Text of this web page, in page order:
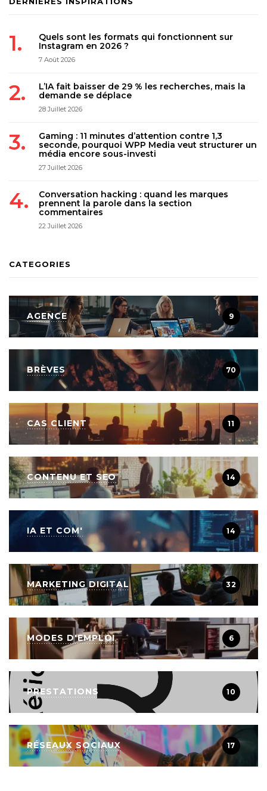
Quels sont les formats qui fonctionnent sur
Instagram en 2026 ?
7 Août 2026
L’IA fait baisser de 29 % les recherches, mais la
demande se déplace
28 Juillet 2026
Gaming : 11 minutes d’attention contre 1,3
seconde, pourquoi WPP Media veut structurer un
média encore sous-investi
27 Juillet 2026
Conversation hacking : quand les marques
prennent la parole dans la section
commentaires
22 Juillet 2026
CATEGORIES
AGENCE 9
BRÈVES 70
CAS CLIENT 11
CONTENU ET SEO 14
IA ET COM' 14
MARKETING DIGITAL 32
MODES D'EMPLOI 6
PRESTATIONS 10
RÉSEAUX SOCIAUX 17